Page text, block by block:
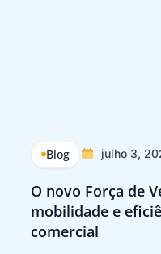
Blog julho 3,
O novo Força de
mobilidade e
comercial